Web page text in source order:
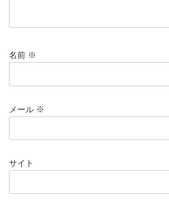
名前 ※
メール ※
サイト